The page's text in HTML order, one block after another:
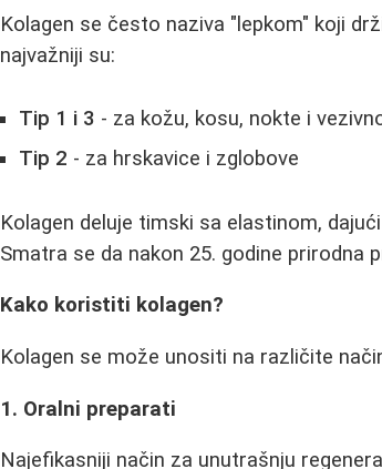
Kolagen se često naziva "lepkom" koji
najvažniji su:
Tip 1 i 3 - za kožu, kosu, nokte i
Tip 2 - za hrskavice i zglobove
Kolagen deluje timski sa elastinom,
Smatra se da nakon 25. godine prirodna
Kako koristiti kolagen?
Kolagen se može unositi na različite
1. Oralni preparati
Najefikasniji način za unutrašnju